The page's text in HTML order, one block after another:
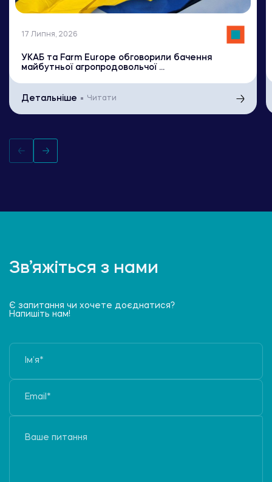
17 Липня, 2026
УКАБ та Farm Europe обговорили бачення
майбутньої агропродовольчої ...
Детальніше Читати
Зв’яжіться з нами
Є запитання чи хочете доєднатися?
Напишіть нам!